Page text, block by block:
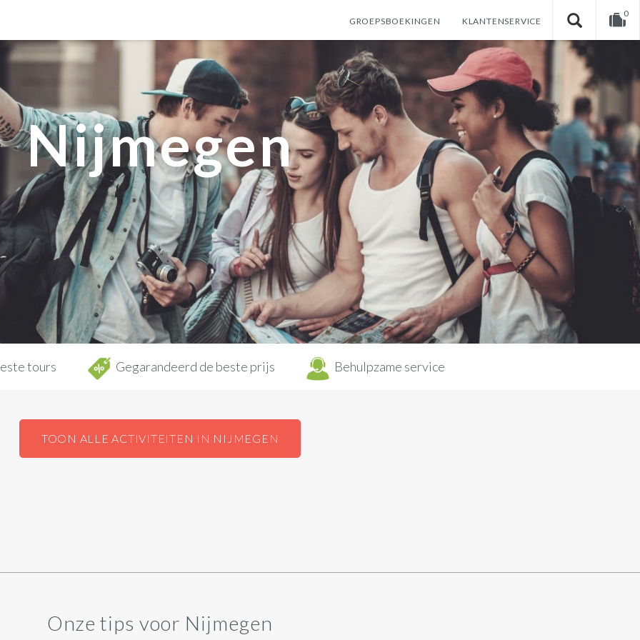
MIAMI
NEW ORLEANS
NEW YORK
ORLANDO
SAN FRANCISCO
SAN JOSE
TORONTO
VALENCIA
GROEPSBOEKINGEN KLANTENSERVICE
0
U heeft nog geen producten in uw winkelwagen.
Nijmegen
tours Gegarandeerd de beste prijs Behulpzame service
TOON ALLE ACTIVITEITEN IN NIJMEGEN
Onze tips voor Nijmegen